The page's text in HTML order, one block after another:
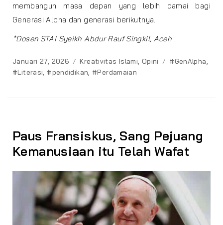
membangun masa depan yang lebih damai bagi
Generasi Alpha dan generasi berikutnya.
*Dosen STAI Syeikh Abdur Rauf Singkil, Aceh
Posted
on
Januari 27, 2026 Categories
Kreativitas Islami Opini Tags
#GenAlpha
#Literasi
#pendidikan #Perdamaian
Paus Fransiskus, Sang Pejuang
Kemanusiaan itu Telah Wafat